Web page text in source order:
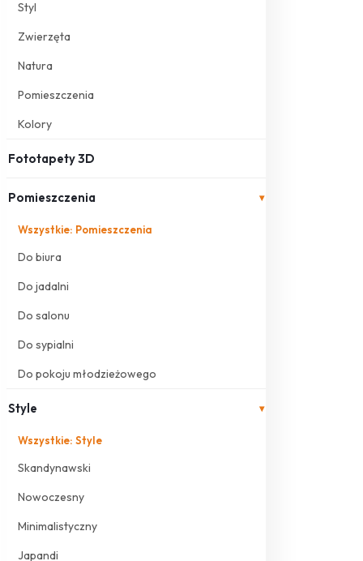
Styl
Zwierzęta
Natura
Pomieszczenia
Kolory
Fototapety 3D
Pomieszczenia ▾
Wszystkie: Pomieszczenia
Do biura
Do jadalni
Do salonu
Do sypialni
Do pokoju młodzieżowego
Style ▾
Wszystkie: Style
Skandynawski
Nowoczesny
Minimalistyczny
Japandi